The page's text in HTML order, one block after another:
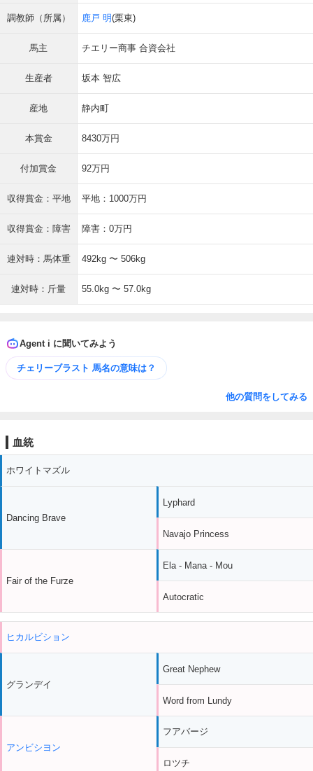
調教師（所属） 鹿戸 明(栗東)
馬主 チエリー商事 合資会社
生産者 坂本 智広
産地 静内町
本賞金 8430万円
付加賞金 92万円
収得賞金：平地 平地：1000万円
収得賞金：障害 障害：0万円
連対時：馬体重 492kg 〜 506kg
連対時：斤量 55.0kg 〜 57.0kg
Agent i に聞いてみよう
チェリーブラスト 馬名の意味は？
他の質問をしてみる
血統
ホワイトマズル
Dancing Brave
Fair of the Furze
Lyphard
Navajo Princess
Ela - Mana - Mou
Autocratic
ヒカルビション
グランデイ
アンビシヨン
Great Nephew
Word from Lundy
フアバージ
ロツチ